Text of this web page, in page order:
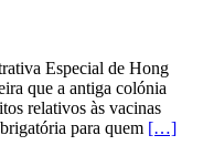
Especial de Hong
que a antiga colónia
relativos às vacinas
para quem […]